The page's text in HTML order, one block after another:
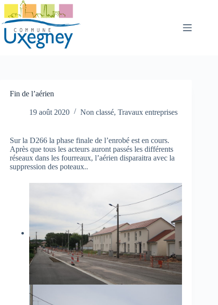
Passer
contenu
Fin de l’aérien
19 août 2020 Non classé, Travaux entreprises
Sur la D266 la phase finale de l’enrobé est en cours.
Après que tous les acteurs auront passés les différents
réseaux dans les fourreaux, l’aérien disparaitra avec la
suppression des poteaux..